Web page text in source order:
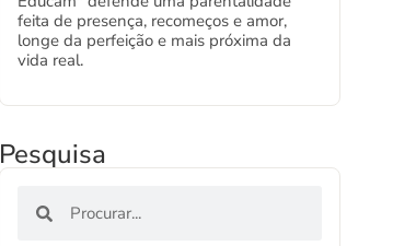
feita de presença, recomeços e amor,
longe da perfeição e mais próxima da
vida real.
Pesquisa